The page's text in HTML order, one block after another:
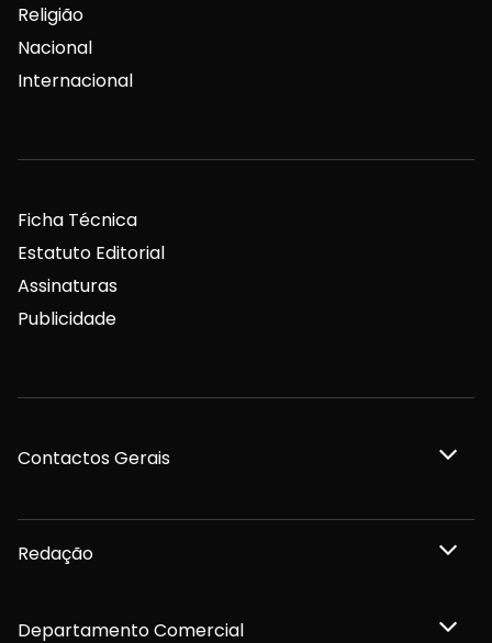
Religião
Nacional
Internacional
Ficha Técnica
Estatuto Editorial
Assinaturas
Publicidade
Contactos Gerais
Redação
Departamento Comercial